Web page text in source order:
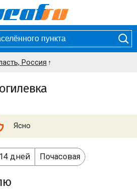
Россия
Ясно
14 дней Почасовая